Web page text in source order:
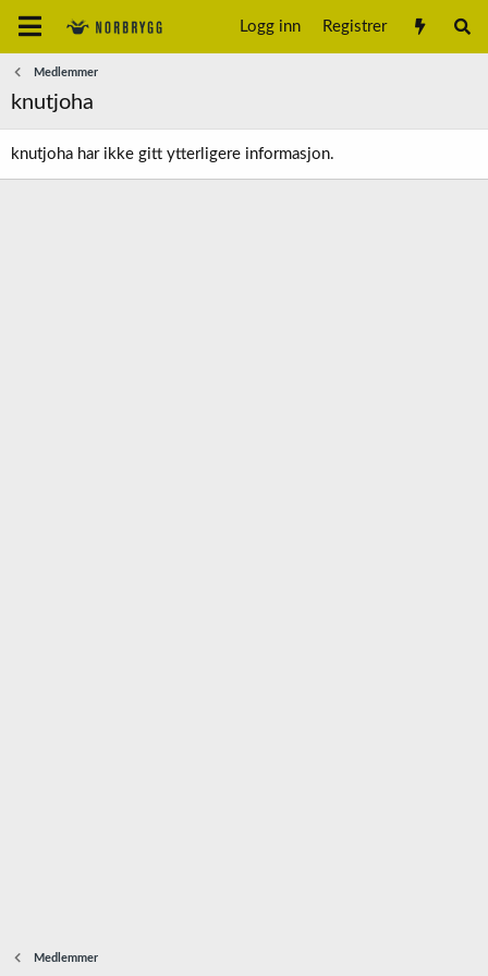
Logg inn Registrer
Medlemmer
knutjoha
knutjoha har ikke gitt ytterligere informasjon.
Medlemmer